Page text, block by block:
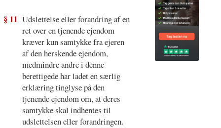
§ 11 Udslettelse eller forandring af en
ret over en tjenende ejendom
kræver kun samtykke fra ejeren
af den herskende ejendom,
medmindre andre i denne
berettigede har ladet en særlig
erklæring tinglyse på den
tjenende ejendom om, at deres
samtykke skal indhentes til
udslettelsen eller forandringen.